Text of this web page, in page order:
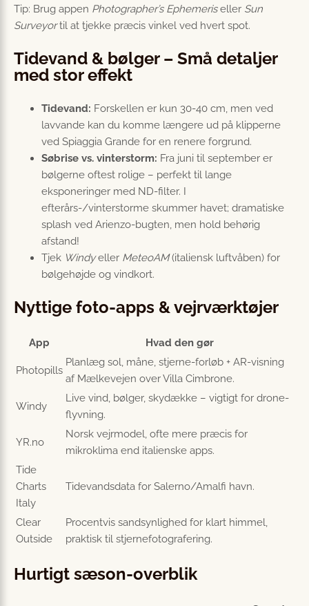
Tip: Brug appen Photographer’s Ephemeriseller Sun
Surveyortil at tjekke præcis vinkel ved hvert spot.
Tidevand & bølger – Små detaljer
med stor effekt
Tidevand: Forskellen er kun 30-40 cm, men ved
lavvande kan du komme længere ud på klipperne
ved Spiaggia Grande for en renere forgrund.
Søbrise vs. vinterstorm: Fra juni til september er
bølgerne oftest rolige – perfekt til lange
eksponeringer med ND-filter. I
efterårs-/vinterstorme skummer havet; dramatiske
splash ved Arienzo-bugten, men hold behørig
afstand!
Tjek Windyeller MeteoAM(italiensk luftvåben) for
bølgehøjde og vindkort.
Nyttige foto-apps & vejrværktøjer
App Hvad den gør
Photopills
Planlæg sol, måne, stjerne-forløb + AR-visning
af Mælkevejen over Villa Cimbrone.
Windy
Live vind, bølger, skydække – vigtigt for drone-
flyvning.
YR.no
Norsk vejrmodel, ofte mere præcis for
mikroklima end italienske apps.
Tide
Charts
Italy
Tidevandsdata for Salerno/Amalfi havn.
Clear
Outside
Procentvis sandsynlighed for klart himmel,
praktisk til stjernefotografering.
Hurtigt sæson-overblik